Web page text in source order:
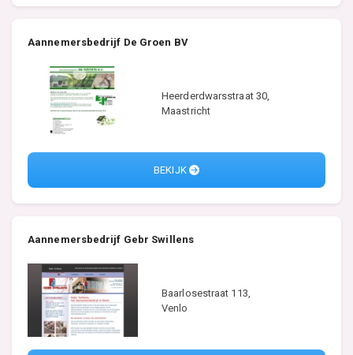
Aannemersbedrijf De Groen BV
Heerderdwarsstraat 30,
Maastricht
BEKIJK
Aannemersbedrijf Gebr Swillens
Baarlosestraat 113,
Venlo